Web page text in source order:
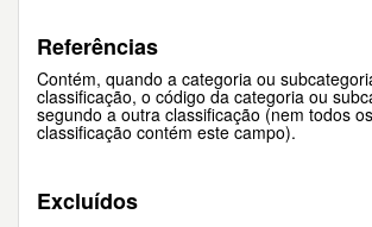
Referências
Contém, quando a categoria ou
classificação, o código da categoria ou
segundo a outra classificação (nem todos
classificação contém este campo).
Excluídos